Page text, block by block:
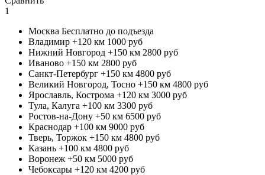
1
Москва Бесплатно до подъезда
Владимир +120 км 1000 руб
Нижний Новгород +150 км 2800 руб
Иваново +150 км 2800 руб
Санкт-Петербург +150 км 4800 руб
Великий Новгород, Тосно +150 км 4800 руб
Ярославль, Кострома +120 км 3000 руб
Тула, Калуга +100 км 3300 руб
Ростов-на-Дону +50 км 6500 руб
Краснодар +100 км 9000 руб
Тверь, Торжок +150 км 4800 руб
Казань +100 км 4800 руб
Воронеж +50 км 5000 руб
Чебоксары +120 км 4200 руб